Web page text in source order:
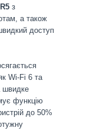
з
а також
доступ
Wi-Fi 6 та
швидке
функцію
до 50%